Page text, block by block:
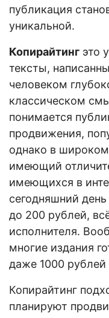
публикация
уникальной.
Копирайтинг это
тексты,
человеком
классическом
понимается
продвижения,
однако в
имеющий
имеющихся в
сегодняшний
до 200 рублей,
исполнителя.
многие издания
даже 1000 рублей
Копирайтинг
планируют